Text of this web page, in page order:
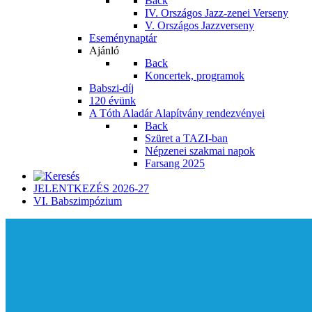
IV. Országos Jazz-zenei Verseny
V. Országos Jazzverseny
Eseménynaptár
Ajánló
Back
Koncertek, programok
Babszi-díj
120 évünk
A Tóth Aladár Alapítvány rendezvényei
Back
Szüret a TAZI-ban
Népzenei szakmai napok
Farsang 2025
JELENTKEZÉS 2026-27
VI. Babszimpózium